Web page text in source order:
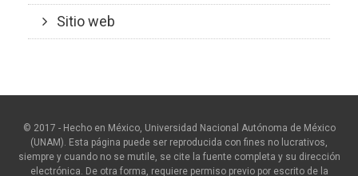
Sitio web
© 2017 - Hecho en México, Universidad Nacional Autónoma de México
(UNAM). Esta página puede ser reproducida con fines no lucrativos,
siempre y cuando no se mutile, se cite la fuente completa y su dirección
electrónica. De otra forma, requiere permiso previo por escrito de la